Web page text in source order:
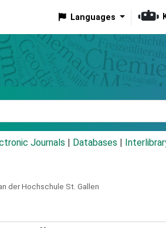
Languages
Journals Databases
der Hochschule St. Gallen